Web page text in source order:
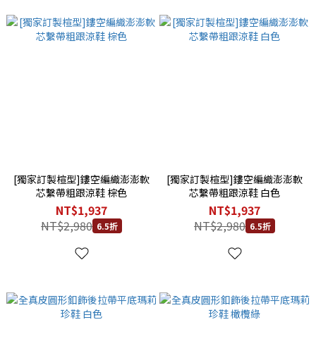
[獨家訂製楦型]鏤空編織澎澎軟
芯繫帶粗跟涼鞋 棕色
NT$1,937
NT$2,980 6.5折
[獨家訂製楦型]鏤空編織澎澎軟
芯繫帶粗跟涼鞋 白色
NT$1,937
NT$2,980 6.5折